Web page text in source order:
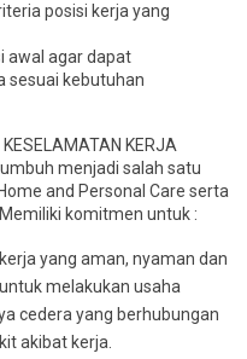
posisi kerja yang
awal agar dapat
sesuai kebutuhan
KERJA
menjadi salah satu
and Personal Care serta
komitmen untuk :
yang aman, nyaman dan
melakukan usaha
cedera yang berhubungan
akibat kerja.